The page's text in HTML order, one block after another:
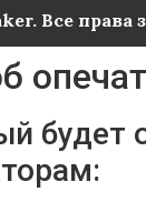
Все
будет